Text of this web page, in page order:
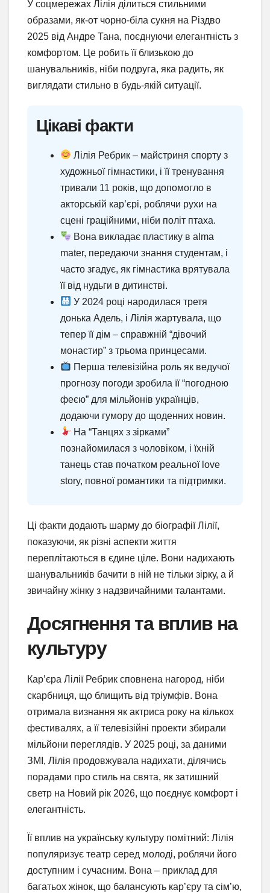
У соцмережах Лілія ділиться стильними
образами, як-от чорно-біла сукня на Різдво
2025 від Андре Тана, поєднуючи елегантність з
комфортом. Це робить її близькою до
шанувальників, ніби подруга, яка радить, як
виглядати стильно в будь-якій ситуації.
Цікаві факти
Лілія Ребрик – майстриня спорту з
художньої гімнастики, і її тренування
тривали 11 років, що допомогло в
акторській кар’єрі, роблячи рухи на
сцені граційними, ніби політ птаха.
Вона викладає пластику в alma
mater, передаючи знання студентам, і
часто згадує, як гімнастика врятувала
її від нудьги в дитинстві.
У 2024 році народилася третя
донька Адель, і Лілія жартувала, що
тепер її дім – справжній “дівочий
монастир” з трьома принцесами.
Перша телевізійна роль як ведучої
прогнозу погоди зробила її “погодною
феєю” для мільйонів українців,
додаючи гумору до щоденних новин.
На “Танцях з зірками”
познайомилася з чоловіком, і їхній
танець став початком реальної love
story, повної романтики та підтримки.
Ці факти додають шарму до біографії Лілії,
показуючи, як різні аспекти життя
переплітаються в єдине ціле. Вони надихають
шанувальників бачити в ній не тільки зірку, а й
звичайну жінку з надзвичайними талантами.
Досягнення та вплив на
культуру
Кар’єра Лілії Ребрик сповнена нагород, ніби
скарбниця, що блищить від тріумфів. Вона
отримала визнання як актриса року на кількох
фестивалях, а її телевізійні проекти збирали
мільйони переглядів. У 2025 році, за даними
ЗМІ, Лілія продовжувала надихати, ділячись
порадами про стиль на свята, як затишний
светр на Новий рік 2026, що поєднує комфорт і
елегантність.
Її вплив на українську культуру помітний: Лілія
популяризує театр серед молоді, роблячи його
доступним і сучасним. Вона – приклад для
багатьох жінок, що балансують кар’єру та сім’ю,